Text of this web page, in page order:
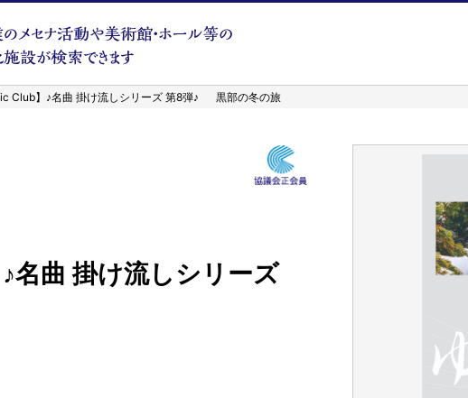
Club】♪名曲 掛け流しシリーズ 第8弾♪ 黒部の冬の旅
名曲 掛け流しシリーズ